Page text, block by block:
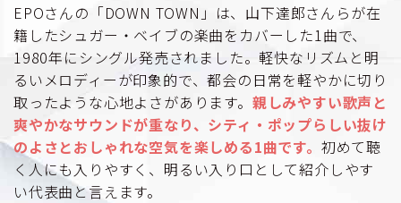
EPOさんの「DOWN TOWN」は、山下達郎さんらが在
籍したシュガー・ベイブの楽曲をカバーした1曲で、
1980年にシングル発売されました。軽快なリズムと明
るいメロディーが印象的で、都会の日常を軽やかに切り
取ったような心地よさがあります。 親しみやすい歌声と
爽やかなサウンドが重なり、シティ・ポップらしい抜け
のよさとおしゃれな空気を楽しめる1曲です。 初めて聴
く人にも入りやすく、明るい入り口として紹介しやす
い代表曲と言えます。